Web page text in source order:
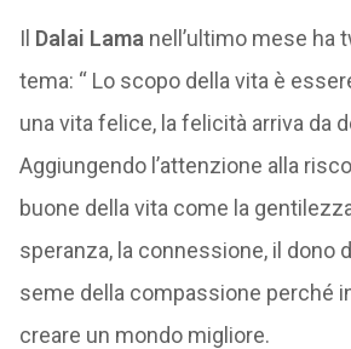
Il Dalai Lama nell’ultimo mese ha
tema: “ Lo scopo della vita è
una vita felice, la felicità arriva da
Aggiungendo l’attenzione alla
buone della vita come la
speranza, la connessione, il dono
seme della compassione perché
creare un mondo migliore.